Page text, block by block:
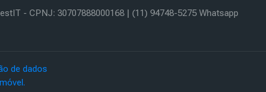
- CPNJ: 30707888000168 | (11) 94748-5275 Whatsapp
de dados